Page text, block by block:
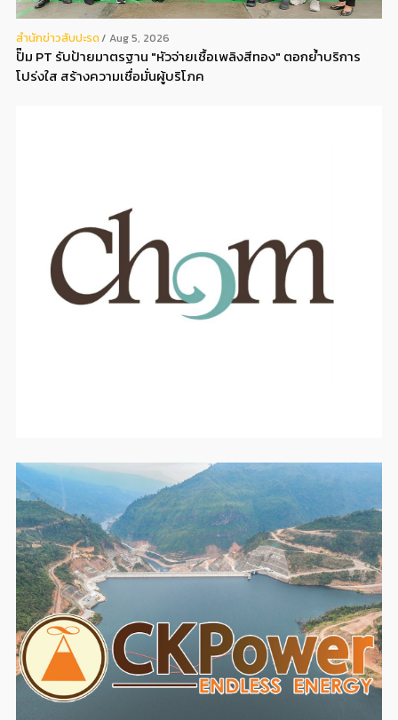
สํานักข่าวสับปะรด Aug 5, 2026
ปั๊ม PT รับป้ายมาตรฐาน "หัวจ่ายเชื้อเพลิงสีทอง" ตอกย้ำบริการ
โปร่งใส สร้างความเชื่อมั่นผู้บริโภค